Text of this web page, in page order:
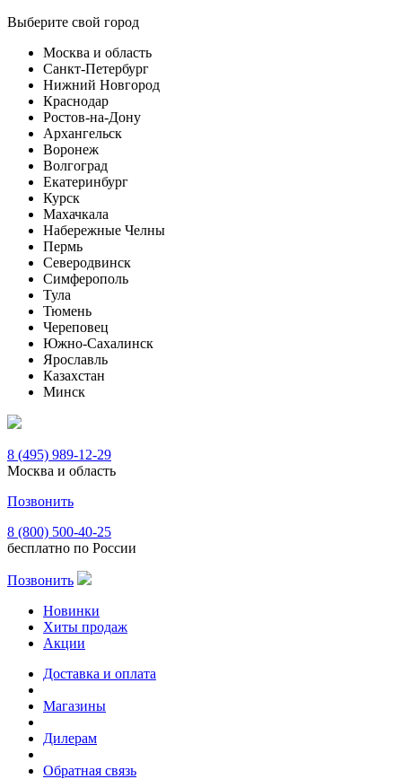
Выберите свой город
Москва и область
Санкт-Петербург
Нижний Новгород
Краснодар
Ростов-на-Дону
Архангельск
Воронеж
Волгоград
Екатеринбург
Курск
Махачкала
Набережные Челны
Пермь
Северодвинск
Симферополь
Тула
Тюмень
Череповец
Южно-Сахалинск
Ярославль
Казахстан
Минск
8 (495) 989-12-29
Москва и область
Позвонить
8 (800) 500-40-25
бесплатно по России
Позвонить
Новинки
Хиты продаж
Акции
Доставка и оплата
Магазины
Дилерам
Обратная связь